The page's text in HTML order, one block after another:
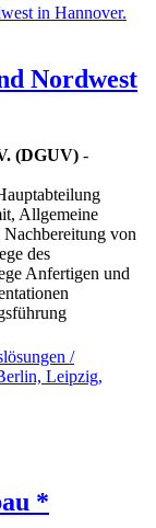
Nordwest
(DGUV) -
Allgemeine
Nachbereitung von
des
Anfertigen und
*